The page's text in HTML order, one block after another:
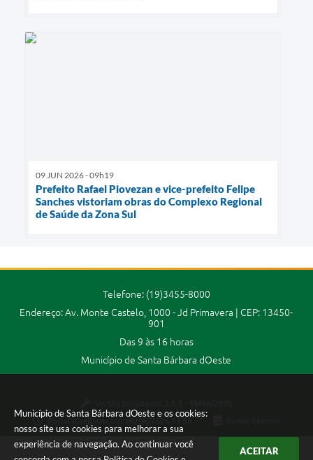
Município de Santa Bárbara dOeste e os cookies:
nosso site usa cookies para melhorar a sua
experiência de navegação. Ao continuar você
ACEITAR
09 JUN 2026 - 09h19
Prefeito Rafael Piovezan e vice-prefeito Felipe
Sanches vistoriam obras do Complexo Regional
de Saúde da Zona Sul
Telefone: (19)3455-8000
Endereço: Av. Monte Castelo, 1000 - Jd Primavera | CEP: 13450-
901
Das 9 às 16 horas
Município de Santa Bárbara dOeste